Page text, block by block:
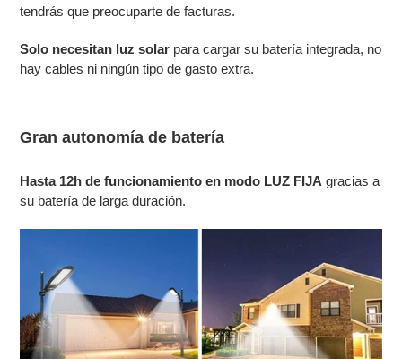
tendrás que preocuparte de facturas.
Solo necesitan luz solar para cargar su batería integrada, no
hay cables ni ningún tipo de gasto extra.
Gran autonomía de batería
Hasta 12h de funcionamiento en modo LUZ FIJA gracias a
su batería de larga duración.